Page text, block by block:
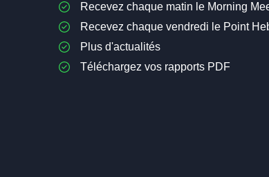
Recevez chaque matin le Morning
Recevez chaque vendredi le Point
Plus d'actualités
Téléchargez vos rapports PDF